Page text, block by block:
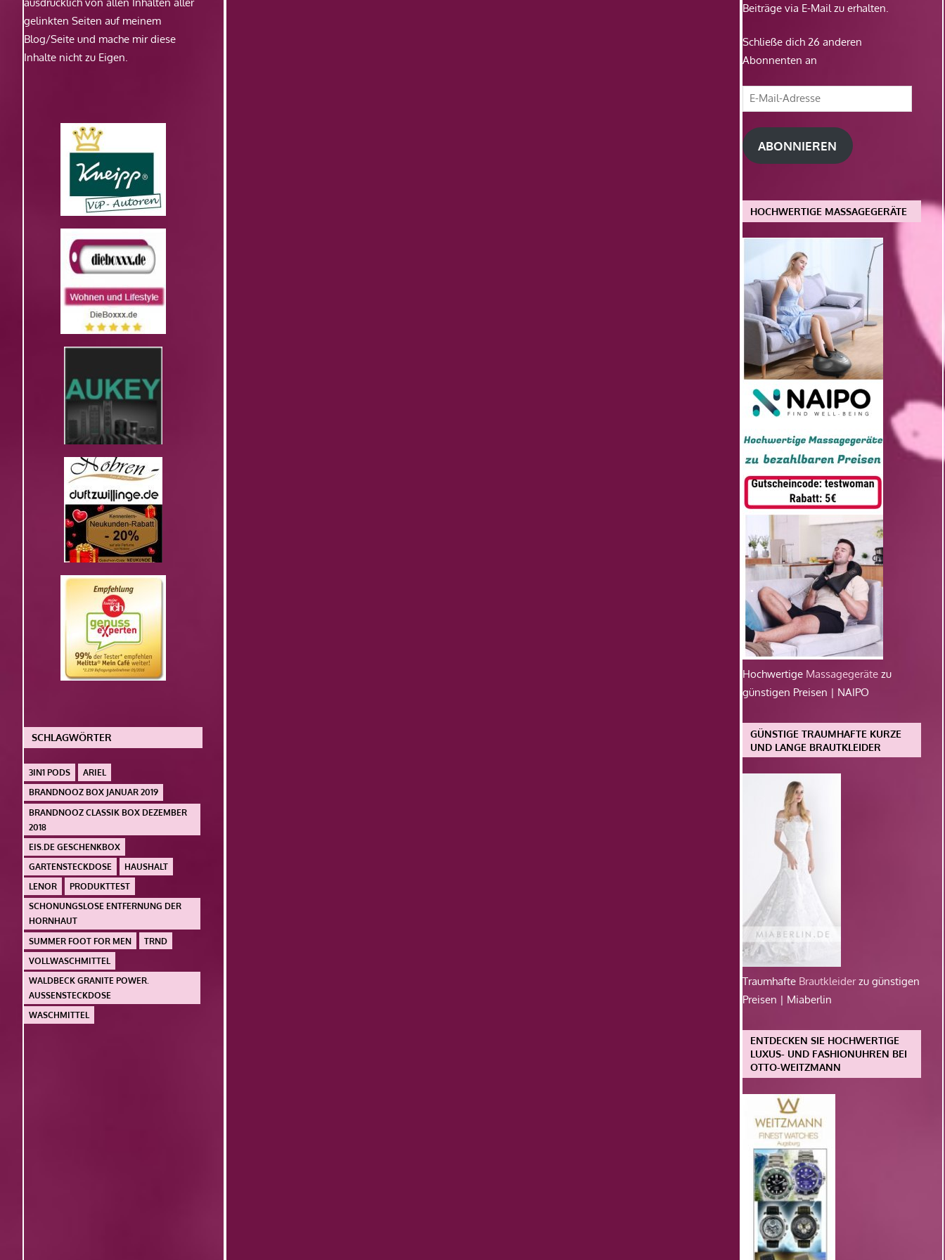
gelinkten Seiten auf meinem
Blog/Seite und mache mir diese
Inhalte nicht zu Eigen.
SCHLAGWÖRTER
3IN1 PODS
ARIEL
BRANDNOOZ BOX JANUAR 2019
BRANDNOOZ CLASSIK BOX DEZEMBER
2018
EIS.DE GESCHENKBOX
GARTENSTECKDOSE
HAUSHALT
LENOR
PRODUKTTEST
SCHONUNGSLOSE ENTFERNUNG DER
HORNHAUT
SUMMER FOOT FOR MEN
TRND
VOLLWASCHMITTEL
WALDBECK GRANITE POWER.
AUSSENSTECKDOSE
WASCHMITTEL
Beiträge via E-Mail zu erhalten.
Schließe dich 26 anderen
Abonnenten an
E-
Mail-
Adresse
ABONNIEREN
HOCHWERTIGE MASSAGEGERÄTE
Hochwertige Massagegeräte zu
günstigen Preisen | NAIPO
GÜNSTIGE TRAUMHAFTE KURZE
UND LANGE BRAUTKLEIDER
Traumhafte Brautkleiderzu günstigen
Preisen | Miaberlin
ENTDECKEN SIE HOCHWERTIGE
LUXUS- UND FASHIONUHREN BEI
OTTO-WEITZMANN